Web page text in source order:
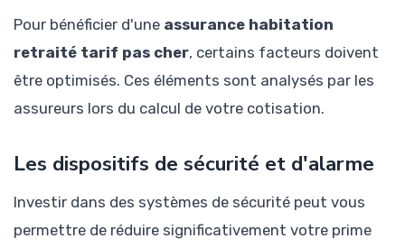
Pour bénéficier d'une assurance habitation
retraité tarif pas cher, certains facteurs doivent
être optimisés. Ces éléments sont analysés par les
assureurs lors du calcul de votre cotisation.
Les dispositifs de sécurité et d'alarme
Investir dans des systèmes de sécurité peut vous
permettre de réduire significativement votre prime